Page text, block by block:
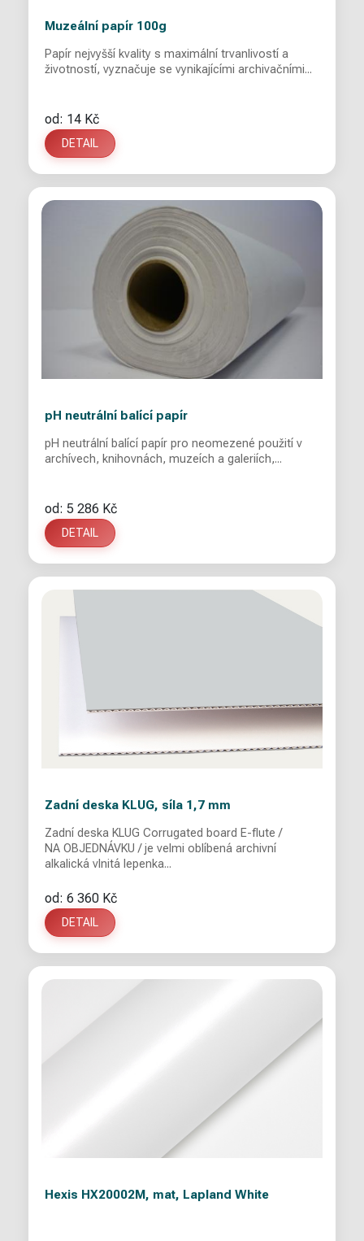
Muzeální papír 100g
Papír nejvyšší kvality s maximální trvanlivostí a
životností, vyznačuje se vynikajícími archivačními...
od: 14 Kč
DETAIL
pH neutrální balící papír
pH neutrální balící papír pro neomezené použití v
archívech, knihovnách, muzeích a galeriích,...
od: 5 286 Kč
DETAIL
Zadní deska KLUG, síla 1,7 mm
Zadní deska KLUG Corrugated board E-flute /
NA OBJEDNÁVKU / je velmi oblíbená archivní
alkalická vlnitá lepenka...
od: 6 360 Kč
DETAIL
Hexis HX20002M, mat, Lapland White